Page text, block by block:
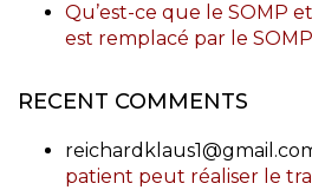
Qu’est-ce que le SOMP
est remplacé par le SOMP
RECENT COMMENTS
patient peut réaliser le